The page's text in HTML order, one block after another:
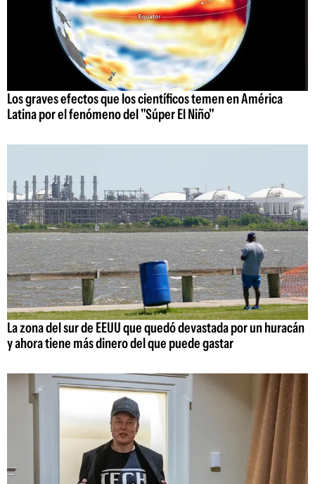
Los graves efectos que los científicos temen en América
Latina por el fenómeno del "Súper El Niño"
La zona del sur de EEUU que quedó devastada por un huracán
y ahora tiene más dinero del que puede gastar